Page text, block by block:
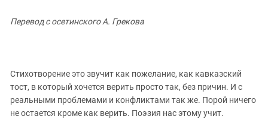
Перевод с осетинского А. Грекова
Стихотворение это звучит как пожелание, как кавказский
тост, в который хочется верить просто так, без причин. И с
реальными проблемами и конфликтами так же. Порой ничего
не остается кроме как верить. Поэзия нас этому учит.